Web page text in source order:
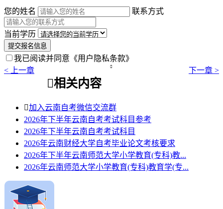
您的姓名 联系方式
当前学历
提交报名信息
我已阅读并同意 《用户隐私条款》
< 上一章
 下一章 >
相关内容
加入云南自考微信交流群
2026年下半年云南自考考试科目参考
2026年下半年云南自考考试科目
2026年云南财经大学自考毕业论文考核要求
2026年下半年云南师范大学小学教育(专科)教...
2026年云南师范大学小学教育(专科)教育学(专...